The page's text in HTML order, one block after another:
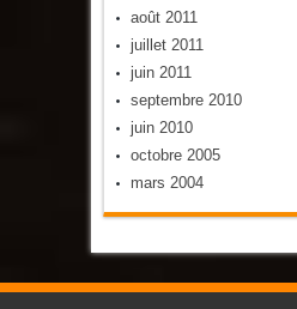
août 2011
juillet 2011
juin 2011
septembre 2010
juin 2010
octobre 2005
mars 2004